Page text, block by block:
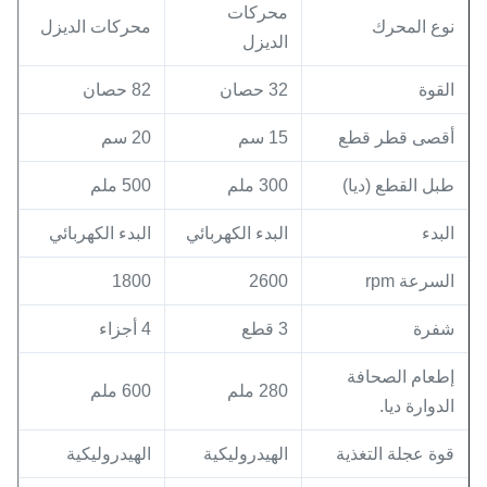
نوع المحرك
محركات
الديزل
محركات الديزل
القوة 32 حصان 82 حصان
أقصى قطر قطع 15 سم 20 سم
طبل القطع (ديا) 300 ملم 500 ملم
البدء البدء الكهربائي البدء الكهربائي
السرعة rpm 2600
1800
شفرة 3 قطع 4 أجزاء
إطعام الصحافة
الدوارة ديا.
280 ملم 600 ملم
قوة عجلة التغذية الهيدروليكية الهيدروليكية